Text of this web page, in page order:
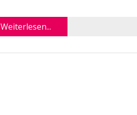
Weiterlesen...